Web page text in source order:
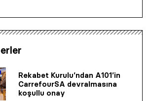
Rekabet Kurulu’ndan A101’in
CarrefourSA devralmasına
koşullu onay